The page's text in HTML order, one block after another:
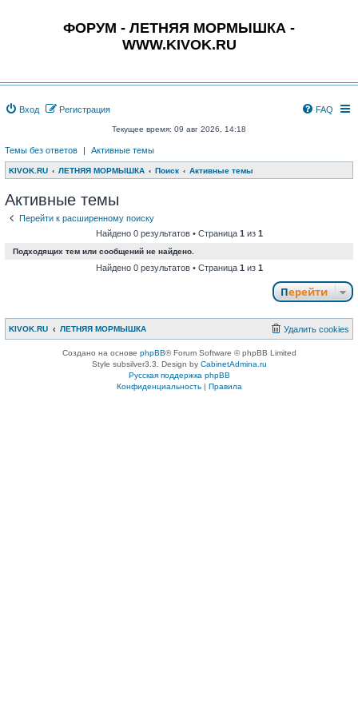
ФОРУМ - ЛЕТНЯЯ МОРМЫШКА -
WWW.KIVOK.RU
Вход Регистрация FAQ
Текущее время: 09 авг 2026, 14:18
Темы без ответов | Активные темы
KIVOK.RU ЛЕТНЯЯ МОРМЫШКА Поиск Активные темы
Активные темы
Перейти к расширенному поиску
Найдено 0 результатов • Страница 1 из 1
Подходящих тем или сообщений не найдено.
Найдено 0 результатов • Страница 1 из 1
Перейти
KIVOK.RU ЛЕТНЯЯ МОРМЫШКА Удалить cookies
Создано на основе phpBB® Forum Software © phpBB Limited
Style subsilver3.3. Design by CabinetAdmina.ru
Русская поддержка phpBB
Конфиденциальность| Правила